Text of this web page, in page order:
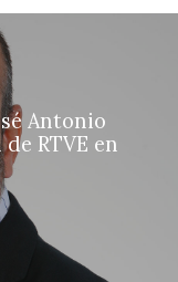
Antonio
RTVE en